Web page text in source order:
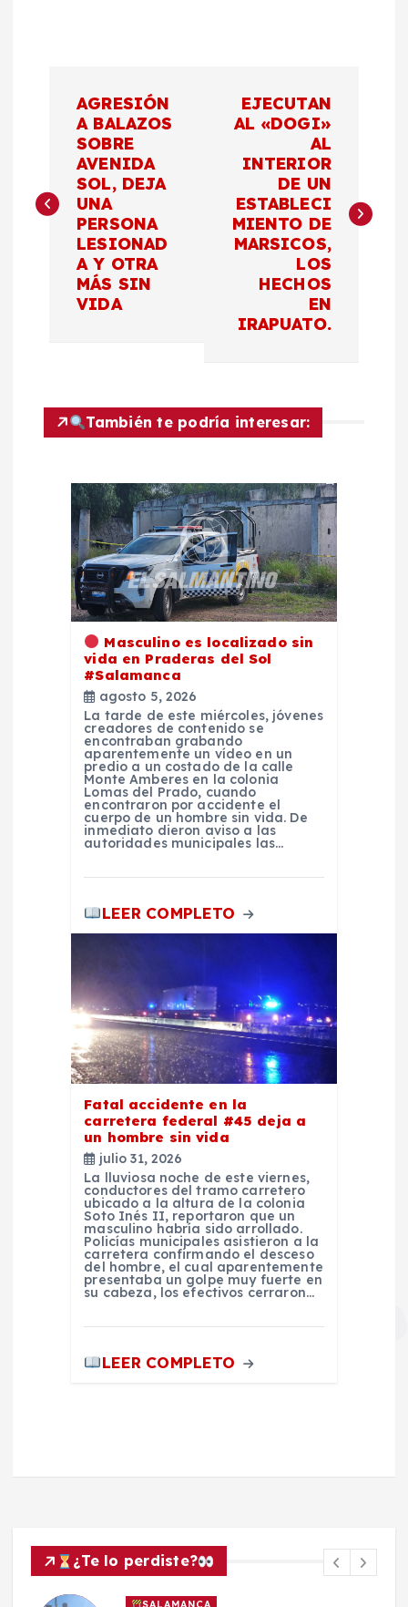
e
ó
AGRESIÓN
A BALAZOS
SOBRE
AVENIDA
SOL, DEJA
UNA
PERSONA
LESIONAD
A Y OTRA
MÁS SIN
VIDA
EJECUTAN
AL «DOGI»
AL
INTERIOR
DE UN
ESTABLECI
MIENTO DE
MARSICOS,
LOS
HECHOS
EN
IRAPUATO.
También te podría interesar:
Masculino es localizado sin
vida en Praderas del Sol
#Salamanca
agosto 5, 2026
La tarde de este miércoles, jóvenes
creadores de contenido se
encontraban grabando
aparentemente un vídeo en un
predio a un costado de la calle
Monte Amberes en la colonia
Lomas del Prado, cuando
encontraron por accidente el
cuerpo de un hombre sin vida. De
inmediato dieron aviso a las
autoridades municipales las…
LEER COMPLETO
Fatal accidente en la
carretera federal #45 deja a
un hombre sin vida
julio 31, 2026
La lluviosa noche de este viernes,
conductores del tramo carretero
ubicado a la altura de la colonia
Soto Inés II, reportaron que un
masculino habría sido arrollado.
Policías municipales asistieron a la
carretera confirmando el desceso
del hombre, el cual aparentemente
presentaba un golpe muy fuerte en
su cabeza, los efectivos cerraron…
LEER COMPLETO
¿Te lo perdiste?
SALAMANCA